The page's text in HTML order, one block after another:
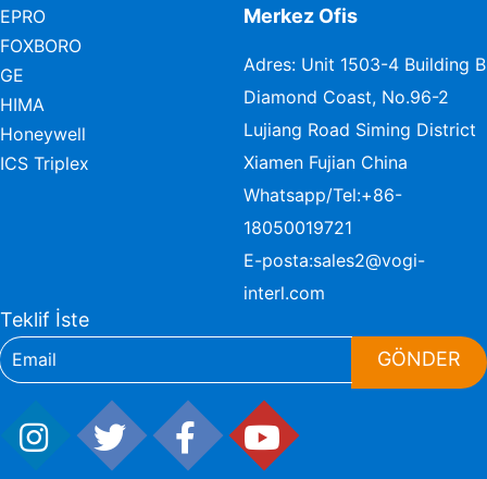
EPRO
FOXBORO
GE
HIMA
Honeywell
ICS Triplex
Merkez Ofis
Adres: Unit 1503-4 Building B
Diamond Coast, No.96-2
Lujiang Road Siming District
Xiamen Fujian China
Whatsapp/Tel:+86-
18050019721
E-posta:sales2@vogi-
interl.com
Teklif İste
GÖNDER